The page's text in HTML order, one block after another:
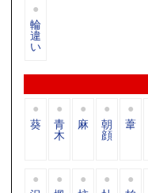
輪
違
い
葵 青
木
麻 朝
顔
葦